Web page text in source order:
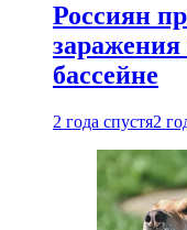
Россиян
бассейне
2 года спустя2